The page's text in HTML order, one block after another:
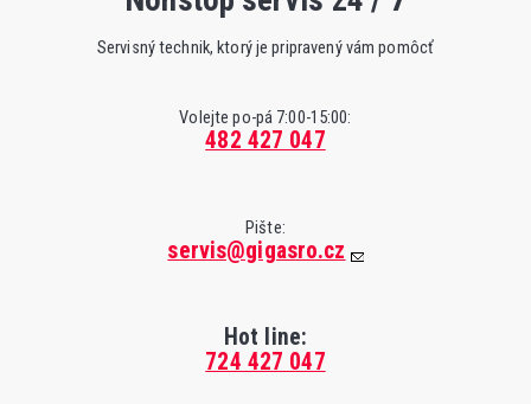
Servisný technik, ktorý je pripravený vám pomôcť
Volejte po-pá 7:00-15:00:
482 427 047
Pište:
servis@gigasro.cz
Hot line:
724 427 047